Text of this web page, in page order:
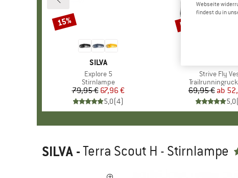
MARKE
SILVA
Artikel
Explore 5
Produktgruppe
Stirnlampe
Preis
79,95 €reduzierter Preis
67,96 €
5,0(4)
Rabatt
15%
Artikel
Strive Fly
Produktgruppe
Preis
69,95 € ab
5,0(
Rabatt
bis 25%
SILVA -Terra Scout H - Stirnlampe
Webseite
findest du in